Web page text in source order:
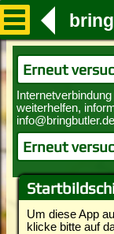
Um diese App
klicke bitte auf
Erneut
Erneut